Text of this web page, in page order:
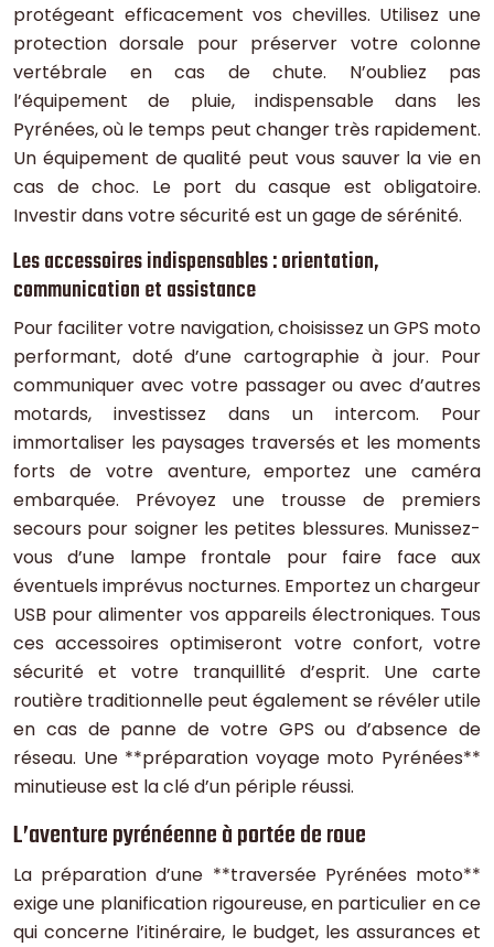
protégeant efficacement vos chevilles. Utilisez une
protection dorsale pour préserver votre colonne
vertébrale en cas de chute. N’oubliez pas
l’équipement de pluie, indispensable dans les
Pyrénées, où le temps peut changer très rapidement.
Un équipement de qualité peut vous sauver la vie en
cas de choc. Le port du casque est obligatoire.
Investir dans votre sécurité est un gage de sérénité.
Les accessoires indispensables : orientation,
communication et assistance
Pour faciliter votre navigation, choisissez un GPS moto
performant, doté d’une cartographie à jour. Pour
communiquer avec votre passager ou avec d’autres
motards, investissez dans un intercom. Pour
immortaliser les paysages traversés et les moments
forts de votre aventure, emportez une caméra
embarquée. Prévoyez une trousse de premiers
secours pour soigner les petites blessures. Munissez-
vous d’une lampe frontale pour faire face aux
éventuels imprévus nocturnes. Emportez un chargeur
USB pour alimenter vos appareils électroniques. Tous
ces accessoires optimiseront votre confort, votre
sécurité et votre tranquillité d’esprit. Une carte
routière traditionnelle peut également se révéler utile
en cas de panne de votre GPS ou d’absence de
réseau. Une **préparation voyage moto Pyrénées**
minutieuse est la clé d’un périple réussi.
L’aventure pyrénéenne à portée de roue
La préparation d’une **traversée Pyrénées moto**
exige une planification rigoureuse, en particulier en ce
qui concerne l’itinéraire, le budget, les assurances et